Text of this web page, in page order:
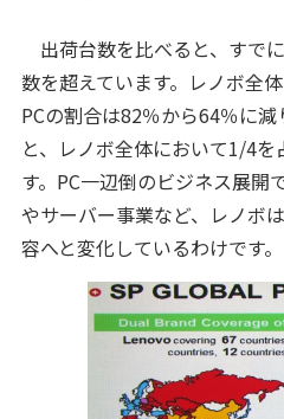
出荷台数を比べると、すで
数を超えています。レノボ全
PCの割合は82％から64％に
と、レノボ全体において1/4
す。PC一辺倒のビジネス展開
やサーバー事業など、レノボ
容へと変化しているわけです。